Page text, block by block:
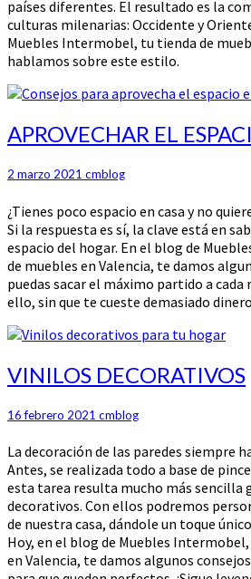
países diferentes. El resultado es la
culturas milenarias: Occidente y
Muebles Intermobel, tu tienda de
hablamos sobre este estilo.
APROVECHAR
EL
ESPACIO
APROVECHAR EL
2 marzo 2021 cmblog
¿Tienes poco espacio en casa y no
Si la respuesta es sí, la clave está en
espacio del hogar. En el blog de
de muebles en Valencia, te damos
puedas sacar el máximo partido a
ello, sin que te cueste demasiado
VINILOS
DECORATIVOS
VINILOS DECORATIVOS
16 febrero 2021 cmblog
La decoración de las paredes siempre
Antes, se realizada todo a base de
esta tarea resulta mucho más sencilla
decorativos. Con ellos podremos
de nuestra casa, dándole un toque
Hoy, en el blog de Muebles
en Valencia, te damos algunos